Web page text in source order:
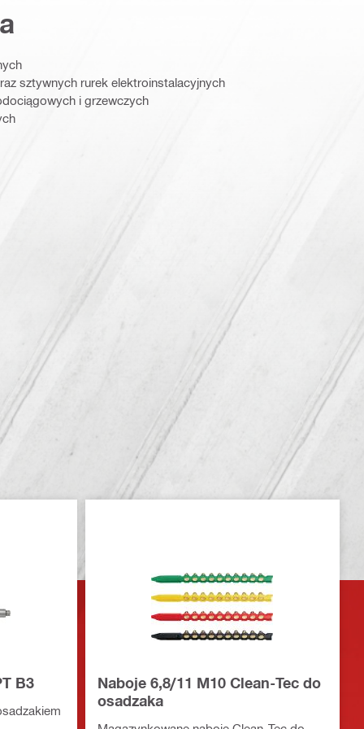
sztywnych rurek elektroinstalacyjnych
i grzewczych
B3
Naboje 6,8/11 M10 Clean-Tec do
osadzaka